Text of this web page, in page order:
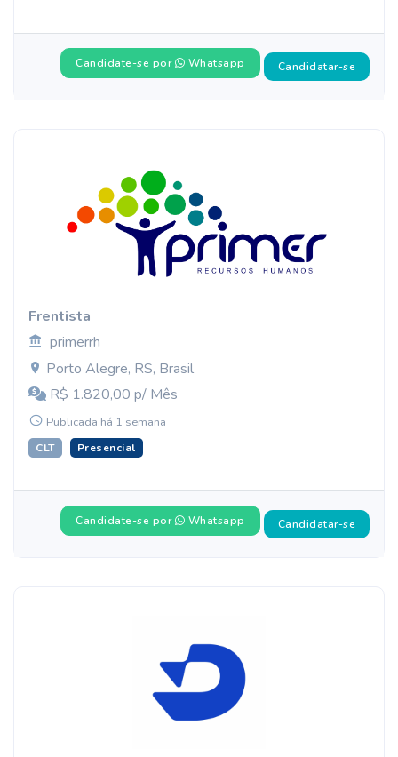
Candidate-se por Whatsapp Candidatar-se
Frentista
primerrh
Porto Alegre, RS, Brasil
R$ 1.820,00 p/ Mês
Publicada há 1 semana
CLT Presencial
Candidate-se por Whatsapp Candidatar-se